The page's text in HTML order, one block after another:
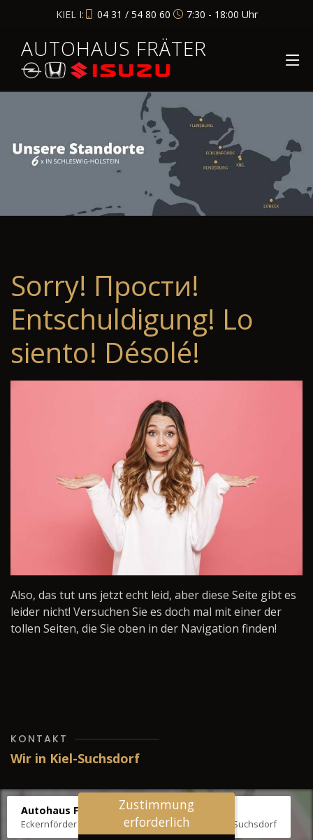
KIEL I: 04 31 / 54 80 60 7:30 - 18:00 Uhr
AUTOHAUS FRÄTER
Sorry! Прости!
Entschuldigung! Lo
siento! Désolé!
Also, das tut uns jetzt echt leid, aber diese Seite gibt es
leider nicht! Versuchen Sie es doch mal mit einer der
tollen Seiten, die Sie oben in der Navigation finden!
KONTAKT
Wir in Kiel-Suchsdorf
Autohaus Fräter
Eckernförder Str. /Klausbrooker Weg 1, 24107 Kiel-Suchsdorf
Zustimmung
erforderlich